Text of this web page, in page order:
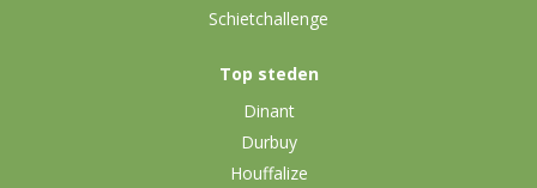
Schietchallenge
Top steden
Dinant
Durbuy
Houffalize